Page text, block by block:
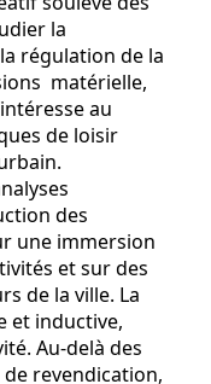
la
régulation de la
matérielle,
au
de loisir
des
une immersion
et sur des
de la ville. La
et inductive,
Au-delà des
revendication,